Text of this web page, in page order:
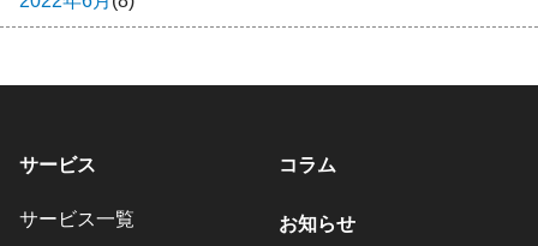
サービス
サービス一覧
コラム
お知らせ